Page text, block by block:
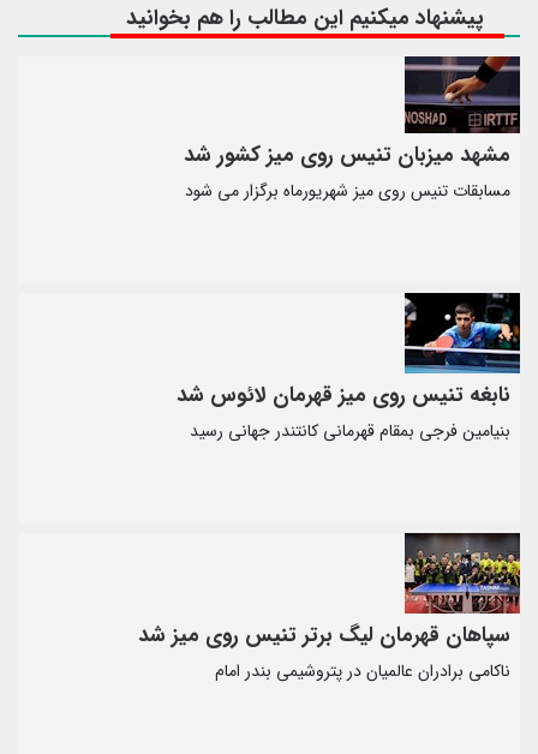
پیشنهاد میکنیم این مطالب را هم بخوانید
مشهد میزبان تنیس روی میز کشور شد
مسابقات تنیس روی میز شهریورماه برگزار می شود
نابغه تنیس روی میز قهرمان لائوس شد
بنیامین فرجی بمقام قهرمانی کانتندر جهانی رسید
سپاهان قهرمان لیگ برتر تنیس روی میز شد
ناکامی برادران عالمیان در پتروشیمی بندر امام